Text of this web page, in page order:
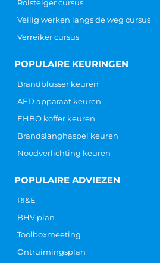
Rolsteiger cursus
Veilig werken langs de weg cursus
Verreiker cursus
POPULAIRE KEURINGEN
Brandblusser keuren
AED apparaat keuren
EHBO koffer keuren
Brandslanghaspel keuren
Noodverlichting keuren
POPULAIRE ADVIEZEN
RI&E
BHV plan
Toolboxmeeting
Ontruimingsplan